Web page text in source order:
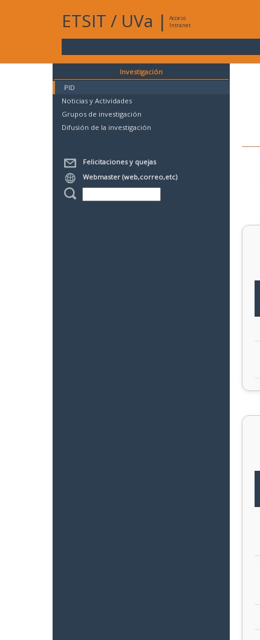
ETSIT / UVa |
Acceso
Intranet
Investigación
PID
Noticias y Actividades
Grupos de investigación
Difusión de la investigación
Felicitaciones y quejas
Webmaster (web,correo,etc)